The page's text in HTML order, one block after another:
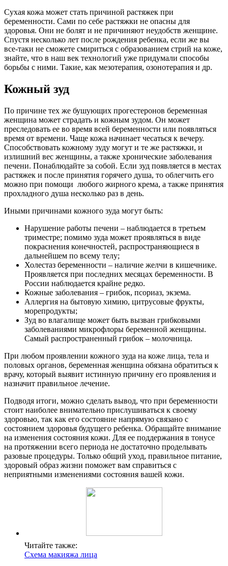
Сухая кожа может стать причиной растяжек при
беременности. Сами по себе растяжки не опасны для
здоровья. Они не болят и не причиняют неудобств женщине.
Спустя несколько лет после рождения ребенка, если же вы
все-таки не сможете смириться с образованием стрий на коже,
знайте, что в наш век технологий уже придумали способы
борьбы с ними. Такие, как мезотерапия, озонотерапия и др.
Кожный зуд
По причине тех же бушующих прогестеронов беременная
женщина может страдать и кожным зудом. Он может
преследовать ее во время всей беременности или появляться
время от времени. Чаще кожа начинает чесаться к вечеру.
Способствовать кожному зуду могут и те же растяжки, и
излишний вес женщины, а также хронические заболевания
печени. Понаблюдайте за собой. Если зуд появляется в местах
растяжек и после принятия горячего душа, то облегчить его
можно при помощи любого жирного крема, а также принятия
прохладного душа несколько раз в день.
Иными причинами кожного зуда могут быть:
Нарушение работы печени – наблюдается в третьем
триместре; помимо зуда может проявляться в виде
покраснения конечностей, распространяющиеся в
дальнейшем по всему телу;
Холестаз беременности – наличие желчи в кишечнике.
Проявляется при последних месяцах беременности. В
России наблюдается крайне редко.
Кожные заболевания – грибок, псориаз, экзема.
Аллергия на бытовую химию, цитрусовые фрукты,
морепродукты;
Зуд во влагалище может быть вызван грибковыми
заболеваниями микрофлоры беременной женщины.
Самый распространенный грибок – молочница.
При любом проявлении кожного зуда на коже лица, тела и
половых органов, беременная женщина обязана обратиться к
врачу, который выявит истинную причину его проявления и
назначит правильное лечение.
Подводя итоги, можно сделать вывод, что при беременности
стоит наиболее внимательно прислушиваться к своему
здоровью, так как его состояние напрямую связано с
состоянием здоровья будущего ребенка. Обращайте внимание
на изменения состояния кожи. Для ее поддержания в тонусе
на протяжении всего периода не достаточно проделывать
разовые процедуры. Только общий уход, правильное питание,
здоровый образ жизни поможет вам справиться с
неприятными изменениями состояния вашей кожи.
Читайте также:
Схема макияжа лица